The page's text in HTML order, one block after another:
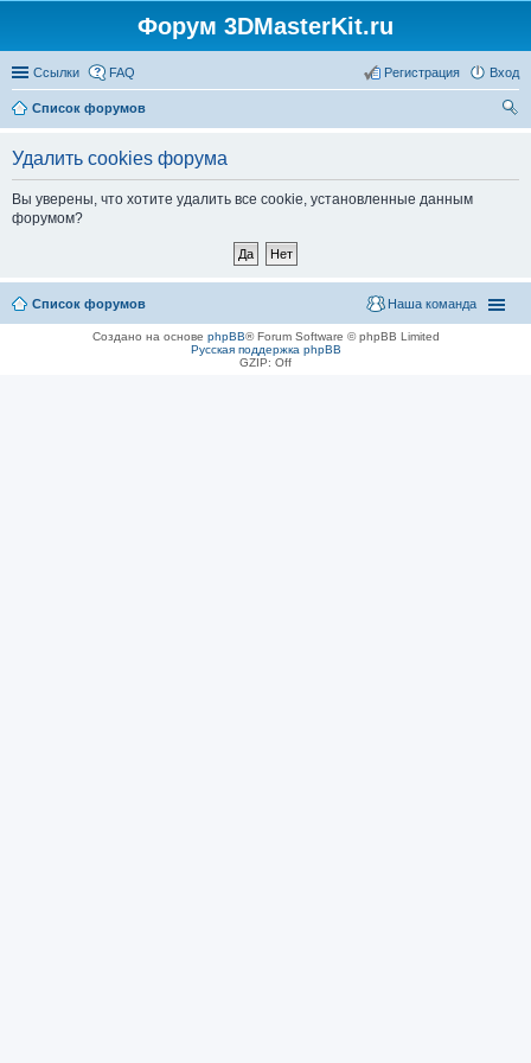
Форум 3DMasterKit.ru
Ссылки FAQ Вход
Регистрация
Список форумов
Удалить cookies форума
Вы уверены, что хотите удалить все cookie, установленные данным
форумом?
Список форумов Наша команда
Создано на основе phpBB® Forum Software © phpBB Limited
Русская поддержка phpBB
GZIP: Off